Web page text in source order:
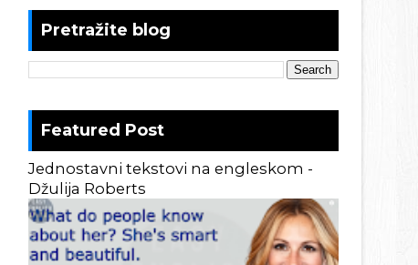
Pretražite blog
Featured Post
Jednostavni tekstovi na engleskom -
Džulija Roberts